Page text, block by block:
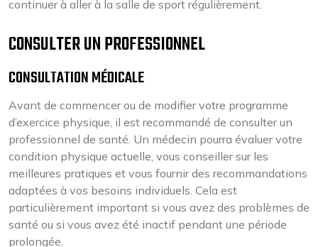
continuer à aller à la salle de sport régulièrement.
CONSULTER UN PROFESSIONNEL
CONSULTATION MÉDICALE
Avant de commencer ou de modifier votre programme
d’exercice physique, il est recommandé de consulter un
professionnel de santé. Un médecin pourra évaluer votre
condition physique actuelle, vous conseiller sur les
meilleures pratiques et vous fournir des recommandations
adaptées à vos besoins individuels. Cela est
particulièrement important si vous avez des problèmes de
santé ou si vous avez été inactif pendant une période
prolongée.